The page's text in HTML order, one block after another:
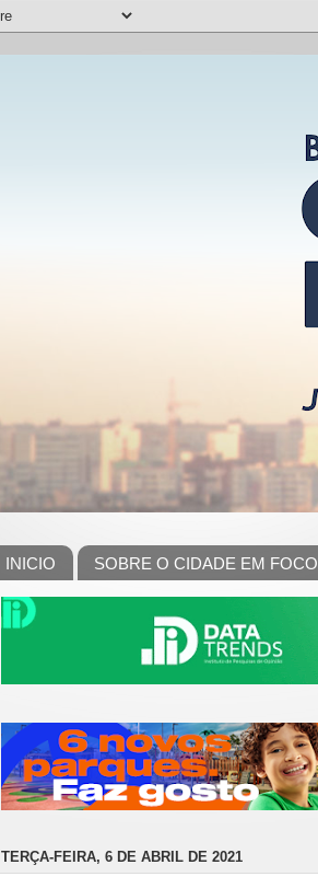
INICIO SOBRE O CIDADE EM FOCO
TERÇA-FEIRA, 6 DE ABRIL DE 2021